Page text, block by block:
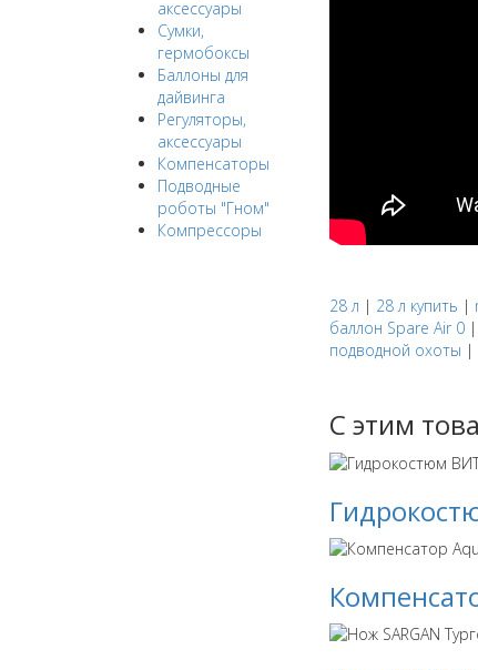
аксессуары
Сумки,
гермобоксы
Баллоны для
дайвинга
Регуляторы,
аксессуары
Компенсаторы
Подводные
роботы "Гном"
Компрессоры
28 л | 28 л купить |
баллон Spare Air 0 |
подводной охоты |
С этим